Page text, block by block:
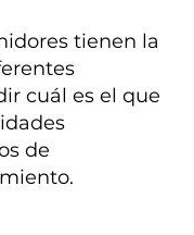
tienen la
cuál es el que
de